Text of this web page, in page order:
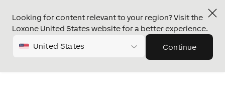
Looking for content relevant to your region? Visit the
Loxone United States website for a better experience.
United States Continue